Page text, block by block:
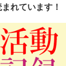
れています！